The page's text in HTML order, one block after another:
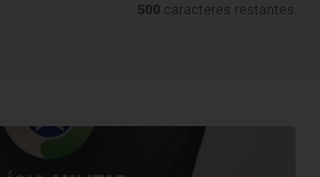
500caracteres restantes.